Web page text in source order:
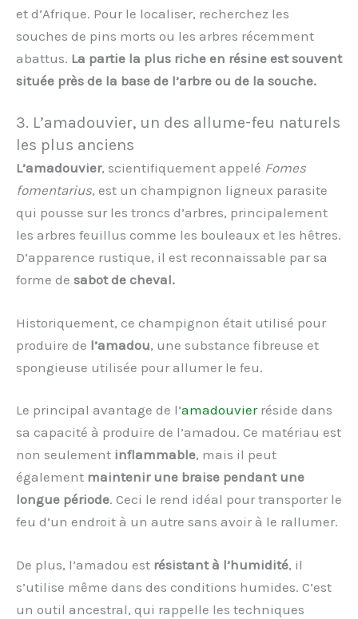
et d’Afrique. Pour le localiser, recherchez les
souches de pins morts ou les arbres récemment
abattus. La partie la plus riche en résine est souvent
située près de la base de l’arbre ou de la souche.
3. L’amadouvier, un des allume-feu naturels
les plus anciens
L’amadouvier, scientifiquement appelé Fomes
fomentarius, est un champignon ligneux parasite
qui pousse sur les troncs d’arbres, principalement
les arbres feuillus comme les bouleaux et les hêtres.
D’apparence rustique, il est reconnaissable par sa
forme de sabot de cheval.
Historiquement, ce champignon était utilisé pour
produire de l’amadou, une substance fibreuse et
spongieuse utilisée pour allumer le feu.
Le principal avantage de l’amadouvierréside dans
sa capacité à produire de l’amadou. Ce matériau est
non seulement inflammable, mais il peut
également maintenir une braise pendant une
longue période. Ceci le rend idéal pour transporter le
feu d’un endroit à un autre sans avoir à le rallumer.
De plus, l’amadou est résistant à l’humidité, il
s’utilise même dans des conditions humides. C’est
un outil ancestral, qui rappelle les techniques